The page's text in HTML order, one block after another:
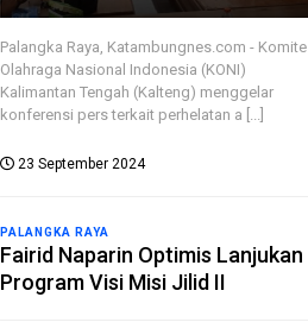
Palangka Raya, Katambungnes.com - Komite
Olahraga Nasional Indonesia (KONI)
Kalimantan Tengah (Kalteng) menggelar
konferensi pers terkait perhelatan a [...]
23 September 2024
PALANGKA RAYA
Fairid Naparin Optimis Lanjukan
Program Visi Misi Jilid II